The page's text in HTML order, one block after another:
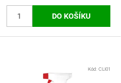
Kód:CLI01